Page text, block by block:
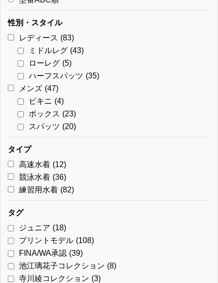
性別・スタイル
レディース (83)
ミドルレグ (43)
ローレグ (5)
ハーフスパッツ (35)
メンズ (47)
ビキニ (4)
ボックス (23)
スパッツ (20)
タイプ
高速水着 (12)
競泳水着 (36)
練習用水着 (82)
タグ
ジュニア (18)
プリントモデル (108)
FINA/WA承認 (39)
池江璃花子コレクション (8)
寺川綾コレクション (3)